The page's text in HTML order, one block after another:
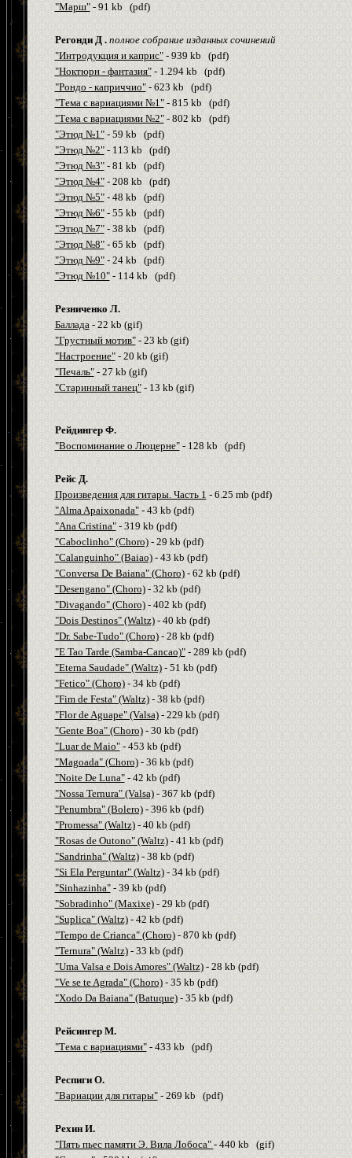
"Марш"- 91 kb (pdf)
Регонди Д . полное собрание изданных сочинений
"Интродукция и каприс"- 939 kb (pdf)
"Ноктюрн - фантазия"- 1.294 kb (pdf)
"Рондо - каприччио"- 623 kb (pdf)
"Тема с вариациями №1"- 815 kb (pdf)
"Тема с вариациями №2"- 802 kb (pdf)
"Этюд №1"- 59 kb (pdf)
"Этюд №2"- 113 kb (pdf)
"Этюд №3"- 81 kb (pdf)
"Этюд №4"- 208 kb (pdf)
"Этюд №5"- 48 kb (pdf)
"Этюд №6"- 55 kb (pdf)
"Этюд №7"- 38 kb (pdf)
"Этюд №8"- 65 kb (pdf)
"Этюд №9"- 24 kb (pdf)
"Этюд №10"- 114 kb (pdf)
Резниченко Л.
Баллада- 22 kb (gif)
"Грустный мотив"- 23 kb (gif)
"Настроение"- 20 kb (gif)
"Печаль"- 27 kb (gif)
"Старинный танец"- 13 kb (gif)
Рейдингер Ф.
"Воспоминание о Люцерне"- 128 kb (pdf)
Рейс Д.
Произведения для гитары. Часть 1 - 6.25 mb (pdf)
"Alma Apaixonada"- 43 kb (pdf)
"Ana Cristina"- 319 kb (pdf)
"Caboclinho" (Choro)- 29 kb (pdf)
"Calanguinho" (Baiao)- 43 kb (pdf)
"Conversa De Baiana" (Choro)- 62 kb (pdf)
"Desengano" (Choro)- 32 kb (pdf)
"Divagando" (Choro)- 402 kb (pdf)
"Dois Destinos" (Waltz)- 40 kb (pdf)
"Dr. Sabe-Tudo" (Choro)- 28 kb (pdf)
"E Tao Tarde (Samba-Cancao)"- 289 kb (pdf)
"Eterna Saudade" (Waltz)- 51 kb (pdf)
"Fetico" (Choro)- 34 kb (pdf)
"Fim de Festa" (Waltz)- 38 kb (pdf)
"Flor de Aguape" (Valsa)- 229 kb (pdf)
"Gente Boa" (Choro)- 30 kb (pdf)
"Luar de Maio"- 453 kb (pdf)
"Magoada" (Choro)- 36 kb (pdf)
"Noite De Luna"- 42 kb (pdf)
"Nossa Ternura" (Valsa)- 367 kb (pdf)
"Penumbra" (Bolero)- 396 kb (pdf)
"Promessa" (Waltz)- 40 kb (pdf)
"Rosas de Outono" (Waltz)- 41 kb (pdf)
"Sandrinha" (Waltz)- 38 kb (pdf)
"Si Ela Perguntar" (Waltz)- 34 kb (pdf)
"Sinhazinha"- 39 kb (pdf)
"Sobradinho" (Maxixe)- 29 kb (pdf)
"Suplica" (Waltz)- 42 kb (pdf)
"Tempo de Crianca" (Choro)- 870 kb (pdf)
"Ternura" (Waltz)- 33 kb (pdf)
"Uma Valsa e Dois Amores" (Waltz)- 28 kb (pdf)
"Ve se te Agrada" (Choro)- 35 kb (pdf)
"Xodo Da Baiana" (Batuque)- 35 kb (pdf)
Рейсингер М.
"Тема с вариациями"- 433 kb (pdf)
Респиги О.
"Вариации для гитары"- 269 kb (pdf)
Рехин И.
"Пять пьес памяти Э. Вила Лобоса" - 440 kb (gif)